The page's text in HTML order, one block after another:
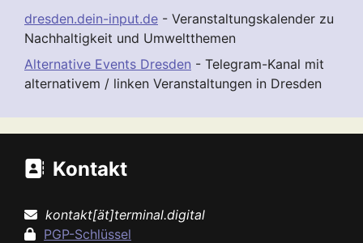
dresden.dein-input.de - Veranstaltungskalender zu
Nachhaltigkeit und Umweltthemen
Alternative Events Dresden - Telegram-Kanal mit
alternativem / linken Veranstaltungen in Dresden
Kontakt
kontakt[ät]terminal.digital
PGP-Schlüssel